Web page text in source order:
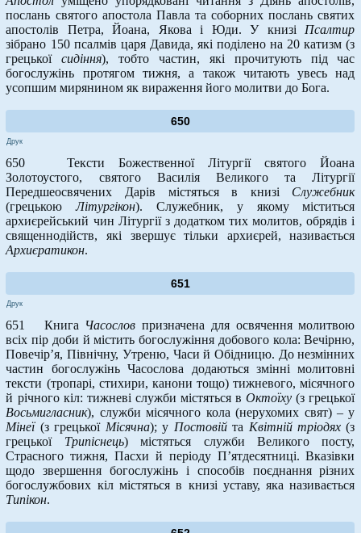
послань святого апостола Павла та соборних послань святих
апостолів Петра, Йоана, Якова і Юди. У книзі Псалтир
зібрано 150 псалмів царя Давида, які поділено на 20 катизм (з
грецькоїсидіння), тобто частин, які прочитують під час
богослужінь протягом тижня, а також читають увесь над
усопшим мирянином як вираження його молитви до Бога.
650
Друк
650 Тексти Божественної Літургії святого Йоана
Золотоустого, святого Василія Великого та Літургії
Передшеосвячених Дарів містяться в книзі Служебник
(грецькоюЛітургікон). Служебник, у якому міститься
архиєрейський чин Літургії з додатком тих молитов, обрядів і
священнодійств, які звершує тільки архиєрей, називається
Архиєратикон.
651
Друк
651 Книга Часословпризначена для освячення молитвою
всіх пір доби й містить богослужіння добового кола: Вечірню,
Повечір’я, Північну, Утреню, Часи й Обідницю. До незмінних
частин богослужінь Часослова додаються змінні молитовні
тексти (тропарі, стихири, канони тощо) тижневого, місячного
й річного кіл: тижневі служби містяться вОктоїху (з грецької
Восьмигласник), служби місячного кола (нерухомих свят) – у
Мінеї(з грецької Місячна); у Постовійта Квітній тріодях (з
грецької Трипіснець) містяться служби Великого посту,
Страсного тижня, Пасхи й періоду П’ятдесятниці. Вказівки
щодо звершення богослужінь і способів поєднання різних
богослужбових кіл містяться в книзі уставу, яка називається
Типікон.